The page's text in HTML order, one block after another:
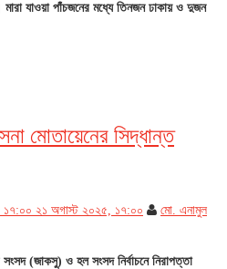
যাওয়া পাঁচজনের মধ্যে তিনজন ঢাকায় ও দুজন
মোতায়েনের সিদ্ধান্ত
১৭:০০ ২১ অগাস্ট ২০২৫, ১৭:০০
মো. এনামুল
সংসদ (জাকসু) ও হল সংসদ নির্বাচনে নিরাপত্তা